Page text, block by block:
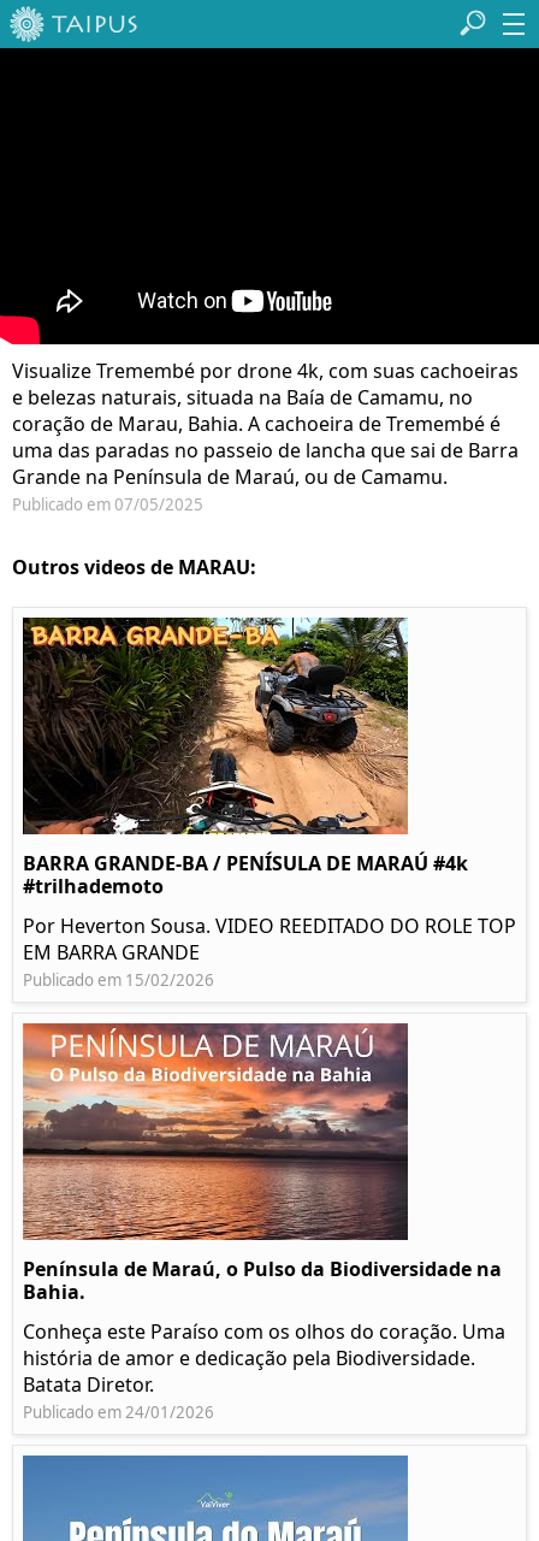
Visualize Tremembé por drone 4k, com suas cachoeiras
e belezas naturais, situada na Baía de Camamu, no
coração de Marau, Bahia. A cachoeira de Tremembé é
uma das paradas no passeio de lancha que sai de Barra
Grande na Península de Maraú, ou de Camamu.
Publicado em 07/05/2025
Outros videos de MARAU:
BARRA GRANDE-BA / PENÍSULA DE MARAÚ #4k
#trilhademoto
Por Heverton Sousa. VIDEO REEDITADO DO ROLE TOP
EM BARRA GRANDE
Publicado em 15/02/2026
Península de Maraú, o Pulso da Biodiversidade na
Bahia.
Conheça este Paraíso com os olhos do coração. Uma
história de amor e dedicação pela Biodiversidade.
Batata Diretor.
Publicado em 24/01/2026